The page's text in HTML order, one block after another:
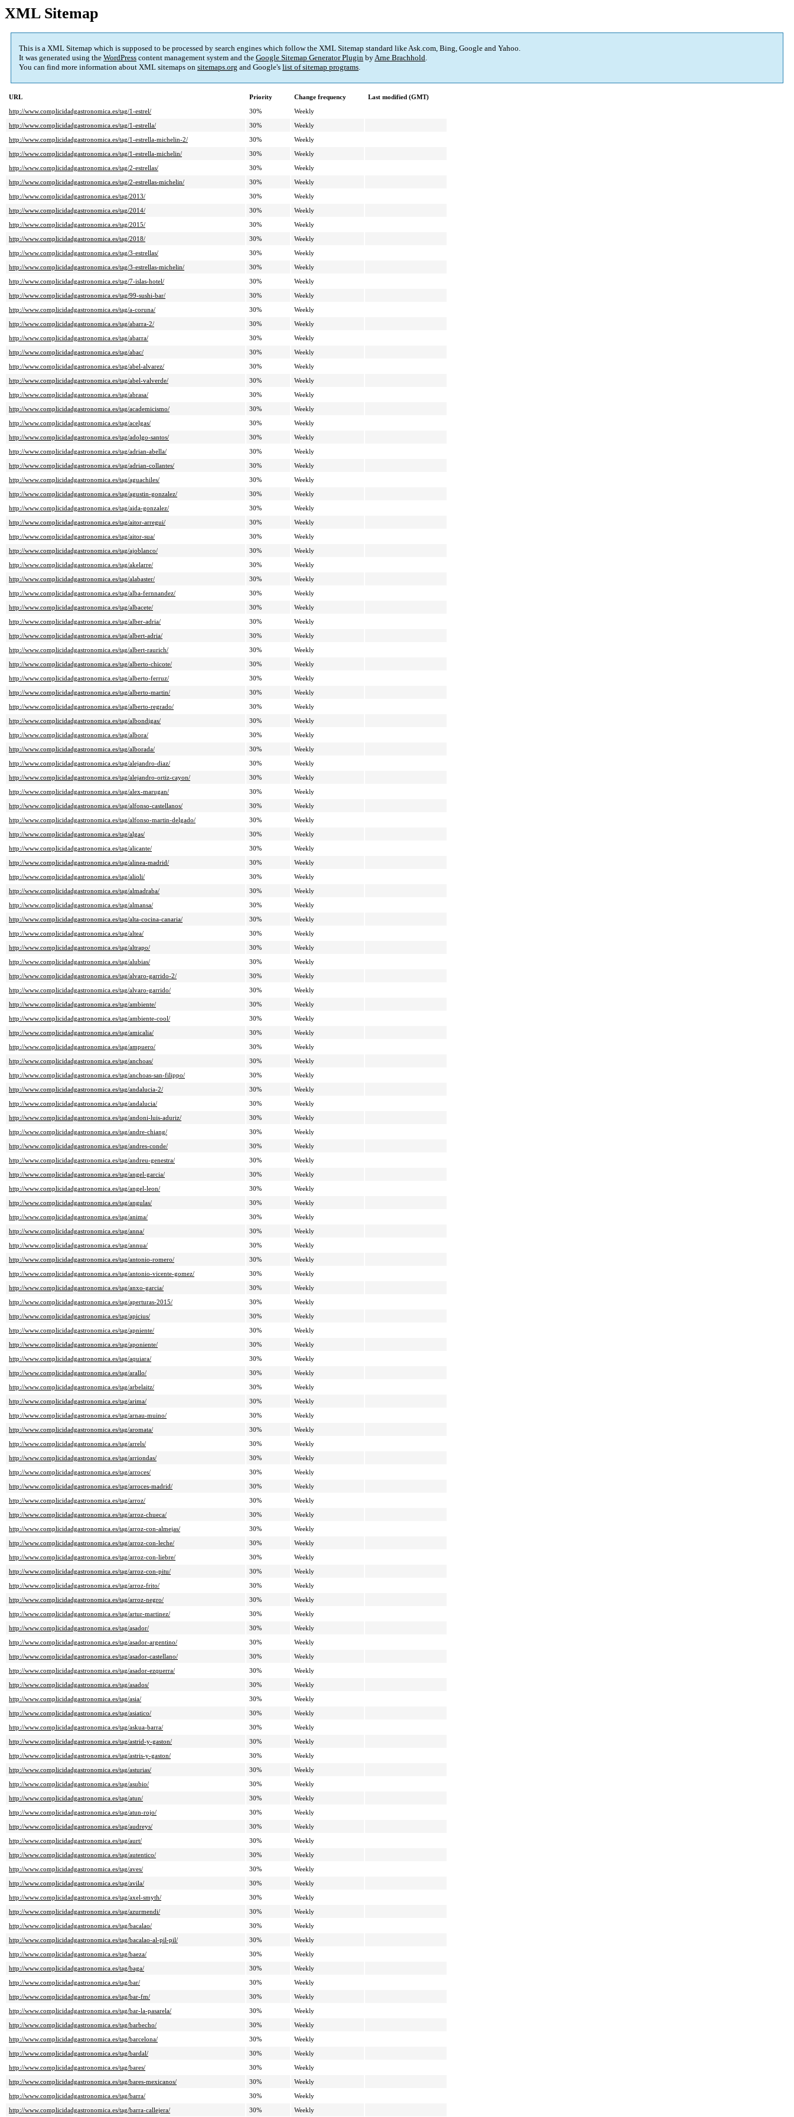
XML Sitemap
This is a XML Sitemap which is supposed to be processed by search engines which follow the XML Sitemap standard like Ask.com, Bing, Google and Yahoo.
It was generated using the WordPress content management system and the Google Sitemap Generator Plugin byArne Brachhold.
You can find more information about XML sitemaps on sitemaps.org and Google's list of sitemap programs.
URL Priority Change frequency
Last modified (GMT)
http://www.complicidadgastronomica.es/tag/1-estrel/
30%
Weekly
http://www.complicidadgastronomica.es/tag/1-estrella/
30%
Weekly
http://www.complicidadgastronomica.es/tag/1-estrella-michelin-2/
30%
Weekly
http://www.complicidadgastronomica.es/tag/1-estrella-michelin/
30%
Weekly
http://www.complicidadgastronomica.es/tag/2-estrellas/
30%
Weekly
http://www.complicidadgastronomica.es/tag/2-estrellas-michelin/
30%
Weekly
http://www.complicidadgastronomica.es/tag/2013/
30%
Weekly
http://www.complicidadgastronomica.es/tag/2014/
30%
Weekly
http://www.complicidadgastronomica.es/tag/2015/
30%
Weekly
http://www.complicidadgastronomica.es/tag/2018/
30%
Weekly
http://www.complicidadgastronomica.es/tag/3-estrellas/
30%
Weekly
http://www.complicidadgastronomica.es/tag/3-estrellas-michelin/
30%
Weekly
http://www.complicidadgastronomica.es/tag/7-islas-hotel/
30%
Weekly
http://www.complicidadgastronomica.es/tag/99-sushi-bar/
30%
Weekly
http://www.complicidadgastronomica.es/tag/a-coruna/
30%
Weekly
http://www.complicidadgastronomica.es/tag/abarra-2/
30%
Weekly
http://www.complicidadgastronomica.es/tag/abarra/
30%
Weekly
http://www.complicidadgastronomica.es/tag/abac/
30%
Weekly
http://www.complicidadgastronomica.es/tag/abel-alvarez/
30%
Weekly
http://www.complicidadgastronomica.es/tag/abel-valverde/
30%
Weekly
http://www.complicidadgastronomica.es/tag/abrasa/
30%
Weekly
http://www.complicidadgastronomica.es/tag/academicismo/
30%
Weekly
http://www.complicidadgastronomica.es/tag/acelgas/
30%
Weekly
http://www.complicidadgastronomica.es/tag/adolgo-santos/
30%
Weekly
http://www.complicidadgastronomica.es/tag/adrian-abella/
30%
Weekly
http://www.complicidadgastronomica.es/tag/adrian-collantes/
30%
Weekly
http://www.complicidadgastronomica.es/tag/aguachiles/
30%
Weekly
http://www.complicidadgastronomica.es/tag/agustin-gonzalez/
30%
Weekly
http://www.complicidadgastronomica.es/tag/aida-gonzalez/
30%
Weekly
http://www.complicidadgastronomica.es/tag/aitor-arregui/
30%
Weekly
http://www.complicidadgastronomica.es/tag/aitor-sua/
30%
Weekly
http://www.complicidadgastronomica.es/tag/ajoblanco/
30%
Weekly
http://www.complicidadgastronomica.es/tag/akelarre/
30%
Weekly
http://www.complicidadgastronomica.es/tag/alabaster/
30%
Weekly
http://www.complicidadgastronomica.es/tag/alba-fernnandez/
30%
Weekly
http://www.complicidadgastronomica.es/tag/albacete/
30%
Weekly
http://www.complicidadgastronomica.es/tag/alber-adria/
30%
Weekly
http://www.complicidadgastronomica.es/tag/albert-adria/
30%
Weekly
http://www.complicidadgastronomica.es/tag/albert-raurich/
30%
Weekly
http://www.complicidadgastronomica.es/tag/alberto-chicote/
30%
Weekly
http://www.complicidadgastronomica.es/tag/alberto-ferruz/
30%
Weekly
http://www.complicidadgastronomica.es/tag/alberto-martin/
30%
Weekly
http://www.complicidadgastronomica.es/tag/alberto-regrado/
30%
Weekly
http://www.complicidadgastronomica.es/tag/albondigas/
30%
Weekly
http://www.complicidadgastronomica.es/tag/albora/
30%
Weekly
http://www.complicidadgastronomica.es/tag/alborada/
30%
Weekly
http://www.complicidadgastronomica.es/tag/alejandro-diaz/
30%
Weekly
http://www.complicidadgastronomica.es/tag/alejandro-ortiz-cayon/
30%
Weekly
http://www.complicidadgastronomica.es/tag/alex-marugan/
30%
Weekly
http://www.complicidadgastronomica.es/tag/alfonso-castellanos/
30%
Weekly
http://www.complicidadgastronomica.es/tag/alfonso-martin-delgado/
30%
Weekly
http://www.complicidadgastronomica.es/tag/algas/
30%
Weekly
http://www.complicidadgastronomica.es/tag/alicante/
30%
Weekly
http://www.complicidadgastronomica.es/tag/alinea-madrid/
30%
Weekly
http://www.complicidadgastronomica.es/tag/alioli/
30%
Weekly
http://www.complicidadgastronomica.es/tag/almadraba/
30%
Weekly
http://www.complicidadgastronomica.es/tag/almansa/
30%
Weekly
http://www.complicidadgastronomica.es/tag/alta-cocina-canaria/
30%
Weekly
http://www.complicidadgastronomica.es/tag/altea/
30%
Weekly
http://www.complicidadgastronomica.es/tag/altrapo/
30%
Weekly
http://www.complicidadgastronomica.es/tag/alubias/
30%
Weekly
http://www.complicidadgastronomica.es/tag/alvaro-garrido-2/
30%
Weekly
http://www.complicidadgastronomica.es/tag/alvaro-garrido/
30%
Weekly
http://www.complicidadgastronomica.es/tag/ambiente/
30%
Weekly
http://www.complicidadgastronomica.es/tag/ambiente-cool/
30%
Weekly
http://www.complicidadgastronomica.es/tag/amicalia/
30%
Weekly
http://www.complicidadgastronomica.es/tag/ampuero/
30%
Weekly
http://www.complicidadgastronomica.es/tag/anchoas/
30%
Weekly
http://www.complicidadgastronomica.es/tag/anchoas-san-filippo/
30%
Weekly
http://www.complicidadgastronomica.es/tag/andalucia-2/
30%
Weekly
http://www.complicidadgastronomica.es/tag/andalucia/
30%
Weekly
http://www.complicidadgastronomica.es/tag/andoni-luis-aduriz/
30%
Weekly
http://www.complicidadgastronomica.es/tag/andre-chiang/
30%
Weekly
http://www.complicidadgastronomica.es/tag/andres-conde/
30%
Weekly
http://www.complicidadgastronomica.es/tag/andreu-genestra/
30%
Weekly
http://www.complicidadgastronomica.es/tag/angel-garcia/
30%
Weekly
http://www.complicidadgastronomica.es/tag/angel-leon/
30%
Weekly
http://www.complicidadgastronomica.es/tag/angulas/
30%
Weekly
http://www.complicidadgastronomica.es/tag/anima/
30%
Weekly
http://www.complicidadgastronomica.es/tag/anna/
30%
Weekly
http://www.complicidadgastronomica.es/tag/annua/
30%
Weekly
http://www.complicidadgastronomica.es/tag/antonio-romero/
30%
Weekly
http://www.complicidadgastronomica.es/tag/antonio-vicente-gomez/
30%
Weekly
http://www.complicidadgastronomica.es/tag/anxo-garcia/
30%
Weekly
http://www.complicidadgastronomica.es/tag/aperturas-2015/
30%
Weekly
http://www.complicidadgastronomica.es/tag/apicius/
30%
Weekly
http://www.complicidadgastronomica.es/tag/apniente/
30%
Weekly
http://www.complicidadgastronomica.es/tag/aponiente/
30%
Weekly
http://www.complicidadgastronomica.es/tag/aquiara/
30%
Weekly
http://www.complicidadgastronomica.es/tag/arallo/
30%
Weekly
http://www.complicidadgastronomica.es/tag/arbelaitz/
30%
Weekly
http://www.complicidadgastronomica.es/tag/arima/
30%
Weekly
http://www.complicidadgastronomica.es/tag/arnau-muino/
30%
Weekly
http://www.complicidadgastronomica.es/tag/aromata/
30%
Weekly
http://www.complicidadgastronomica.es/tag/arrels/
30%
Weekly
http://www.complicidadgastronomica.es/tag/arriondas/
30%
Weekly
http://www.complicidadgastronomica.es/tag/arroces/
30%
Weekly
http://www.complicidadgastronomica.es/tag/arroces-madrid/
30%
Weekly
http://www.complicidadgastronomica.es/tag/arroz/
30%
Weekly
http://www.complicidadgastronomica.es/tag/arroz-chueca/
30%
Weekly
http://www.complicidadgastronomica.es/tag/arroz-con-almejas/
30%
Weekly
http://www.complicidadgastronomica.es/tag/arroz-con-leche/
30%
Weekly
http://www.complicidadgastronomica.es/tag/arroz-con-liebre/
30%
Weekly
http://www.complicidadgastronomica.es/tag/arroz-con-pitu/
30%
Weekly
http://www.complicidadgastronomica.es/tag/arroz-frito/
30%
Weekly
http://www.complicidadgastronomica.es/tag/arroz-negro/
30%
Weekly
http://www.complicidadgastronomica.es/tag/artur-martinez/
30%
Weekly
http://www.complicidadgastronomica.es/tag/asador/
30%
Weekly
http://www.complicidadgastronomica.es/tag/asador-argentino/
30%
Weekly
http://www.complicidadgastronomica.es/tag/asador-castellano/
30%
Weekly
http://www.complicidadgastronomica.es/tag/asador-ezquerra/
30%
Weekly
http://www.complicidadgastronomica.es/tag/asados/
30%
Weekly
http://www.complicidadgastronomica.es/tag/asia/
30%
Weekly
http://www.complicidadgastronomica.es/tag/asiatico/
30%
Weekly
http://www.complicidadgastronomica.es/tag/askua-barra/
30%
Weekly
http://www.complicidadgastronomica.es/tag/astrid-y-gaston/
30%
Weekly
http://www.complicidadgastronomica.es/tag/astris-y-gaston/
30%
Weekly
http://www.complicidadgastronomica.es/tag/asturias/
30%
Weekly
http://www.complicidadgastronomica.es/tag/asubio/
30%
Weekly
http://www.complicidadgastronomica.es/tag/atun/
30%
Weekly
http://www.complicidadgastronomica.es/tag/atun-rojo/
30%
Weekly
http://www.complicidadgastronomica.es/tag/audreys/
30%
Weekly
http://www.complicidadgastronomica.es/tag/aurt/
30%
Weekly
http://www.complicidadgastronomica.es/tag/autentico/
30%
Weekly
http://www.complicidadgastronomica.es/tag/aves/
30%
Weekly
http://www.complicidadgastronomica.es/tag/avila/
30%
Weekly
http://www.complicidadgastronomica.es/tag/axel-smyth/
30%
Weekly
http://www.complicidadgastronomica.es/tag/azurmendi/
30%
Weekly
http://www.complicidadgastronomica.es/tag/bacalao/
30%
Weekly
http://www.complicidadgastronomica.es/tag/bacalao-al-pil-pil/
30%
Weekly
http://www.complicidadgastronomica.es/tag/baeza/
30%
Weekly
http://www.complicidadgastronomica.es/tag/baga/
30%
Weekly
http://www.complicidadgastronomica.es/tag/bar/
30%
Weekly
http://www.complicidadgastronomica.es/tag/bar-fm/
30%
Weekly
http://www.complicidadgastronomica.es/tag/bar-la-pasarela/
30%
Weekly
http://www.complicidadgastronomica.es/tag/barbecho/
30%
Weekly
http://www.complicidadgastronomica.es/tag/barcelona/
30%
Weekly
http://www.complicidadgastronomica.es/tag/bardal/
30%
Weekly
http://www.complicidadgastronomica.es/tag/bares/
30%
Weekly
http://www.complicidadgastronomica.es/tag/bares-mexicanos/
30%
Weekly
http://www.complicidadgastronomica.es/tag/barra/
30%
Weekly
http://www.complicidadgastronomica.es/tag/barra-callejera/
30% Weekly